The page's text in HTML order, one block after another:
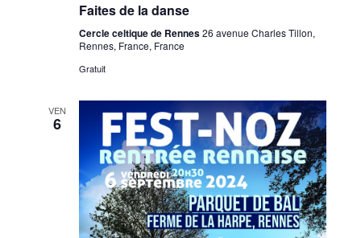
Faites de la danse
Cercle celtique de Rennes26 avenue Charles Tillon,
Rennes, France, France
Gratuit
VEN
6